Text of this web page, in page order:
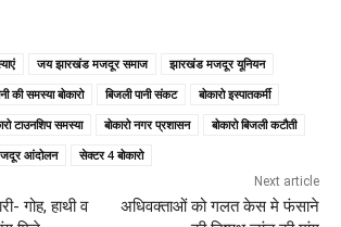
जय झारखंड मजदूर समाज
झारखंड मजदूर यूनियन
की समस्या बोकारो बिजली पानी संकट
बोकारो इस्पातकर्मी
टाउनशिप समस्या बोकारो नगर प्रशासन
बोकारो बिजली कटौती
आंदोलन सेक्टर 4 बोकारो
गोह, हाथी व
Next article
अधिवक्ताओं को गलत केस मे फंसाने